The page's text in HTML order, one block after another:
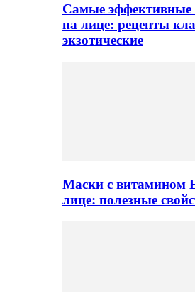
Самые
на лице: рецепты
экзотические
Маски с витамином
лице: полезные